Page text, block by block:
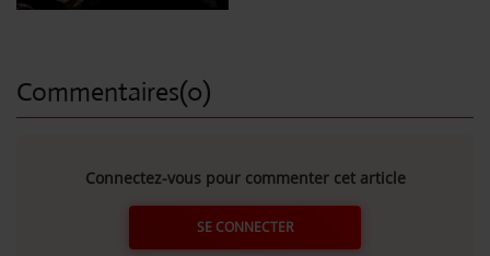
Commentaires(0)
Connectez-vous pour commenter cet article
SE CONNECTER